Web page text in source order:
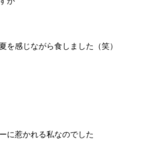
を感じながら食しました（笑）
に惹かれる私なのでした